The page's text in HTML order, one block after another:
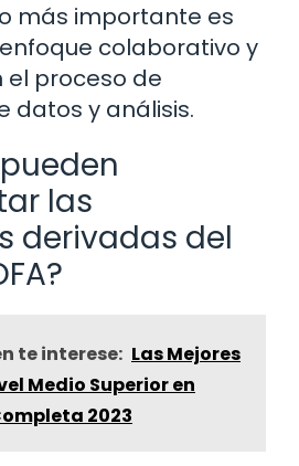
más importante es
colaborativo y
proceso de
datos y análisis.
las
derivadas del
te interese: Las Mejores
Medio Superior en
2023